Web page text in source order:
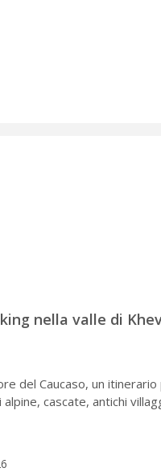
nella valle di
del Caucaso, un
cascate, antichi